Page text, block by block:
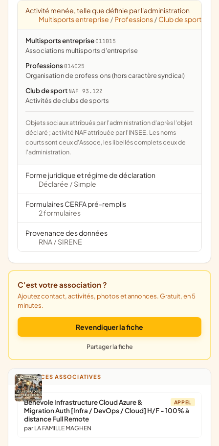
Activité menée, telle que définie par l'administration
Multisports entreprise / Professions / Club de sport
Multisports entreprise 011015
associations multisports d'entreprise
Professions 014025
organisation de professions (hors caractère syndical)
Club de sport NAF 93.12Z
Activités de clubs de sports
Objets sociaux attribués par l'administration d'après l'objet
déclaré ; activité NAF attribuée par l'INSEE. Les noms
courts sont ceux d'Assoce, les libellés complets ceux de
l'administration.
Forme juridique et régime de déclaration
Déclarée / Simple
Formulaires CERFA pré-remplis
2 formulaires
Provenance des données
RNA / SIRENE
C'est votre association ?
Ajoutez contact, activités, photos et annonces. Gratuit, en 5
minutes.
Revendiquer la fiche
Partager la fiche
ANNONCES ASSOCIATIVES
APPEL
Bénévole Infrastructure Cloud Azure &
Migration Auth [Infra / DevOps / Cloud] H/F - 100% à
distance Full Remote
par LA FAMILLE MAGHEN